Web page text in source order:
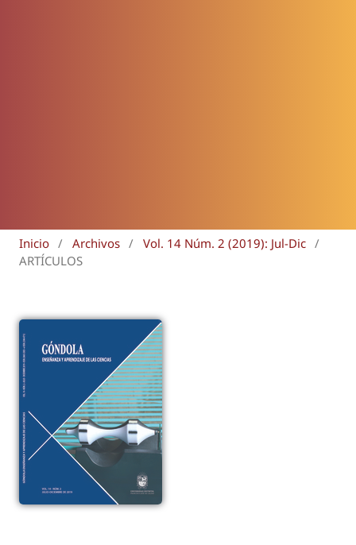
Inicio / Archivos / Vol. 14 Núm. 2 (2019): Jul-Dic /
ARTÍCULOS